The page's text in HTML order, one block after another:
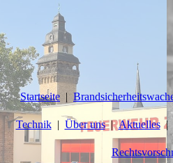
Startseite
Technik Über uns Aktuelles